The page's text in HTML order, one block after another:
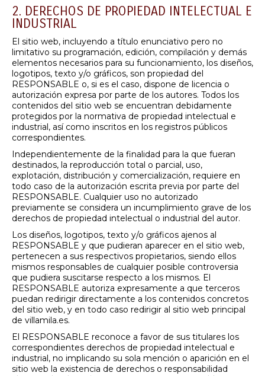
2. DERECHOS DE PROPIEDAD INTELECTUAL E
INDUSTRIAL
El sitio web, incluyendo a título enunciativo pero no
limitativo su programación, edición, compilación y demás
elementos necesarios para su funcionamiento, los diseños,
logotipos, texto y/o gráficos, son propiedad del
RESPONSABLE o, si es el caso, dispone de licencia o
autorización expresa por parte de los autores. Todos los
contenidos del sitio web se encuentran debidamente
protegidos por la normativa de propiedad intelectual e
industrial, así como inscritos en los registros públicos
correspondientes.
Independientemente de la finalidad para la que fueran
destinados, la reproducción total o parcial, uso,
explotación, distribución y comercialización, requiere en
todo caso de la autorización escrita previa por parte del
RESPONSABLE. Cualquier uso no autorizado
previamente se considera un incumplimiento grave de los
derechos de propiedad intelectual o industrial del autor.
Los diseños, logotipos, texto y/o gráficos ajenos al
RESPONSABLE y que pudieran aparecer en el sitio web,
pertenecen a sus respectivos propietarios, siendo ellos
mismos responsables de cualquier posible controversia
que pudiera suscitarse respecto a los mismos. El
RESPONSABLE autoriza expresamente a que terceros
puedan redirigir directamente a los contenidos concretos
del sitio web, y en todo caso redirigir al sitio web principal
de villamila.es.
El RESPONSABLE reconoce a favor de sus titulares los
correspondientes derechos de propiedad intelectual e
industrial, no implicando su sola mención o aparición en el
sitio web la existencia de derechos o responsabilidad